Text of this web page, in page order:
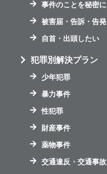
事件のことを秘密
被害届・告訴・告
自首・出頭したい
犯罪別解決プラン
少年犯罪
暴力事件
性犯罪
財産事件
薬物事件
交通違反・交通事故